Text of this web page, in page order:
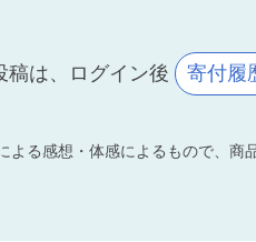
稿は、ログイン後 寄付履
る感想・体感によるもので、商